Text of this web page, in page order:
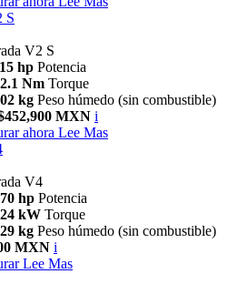
S
V2 S
hp Potencia
Nm Torque
kg Peso húmedo (sin combustible)
MXN i
ahora Lee Mas
V4
hp Potencia
kW Torque
kg Peso húmedo (sin combustible)
MXN i
Lee Mas